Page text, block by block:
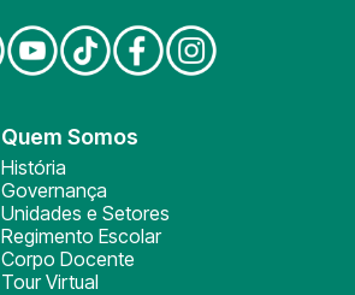
Quem Somos
História
Governança
Unidades e Setores
Regimento Escolar
Corpo Docente
Tour Virtual